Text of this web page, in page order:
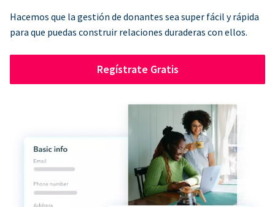
Hacemos que la gestión de donantes sea super fácil y rápida
para que puedas construir relaciones duraderas con ellos.
Regístrate Gratis